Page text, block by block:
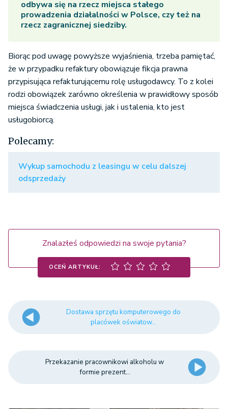
odbywa się na rzecz miejsca stałego
prowadzenia działalności w Polsce, czy też na
rzecz zagranicznej siedziby.
Biorąc pod uwagę powyższe wyjaśnienia, trzeba pamiętać,
że w przypadku refaktury obowiązuje fikcja prawna
przypisująca refakturującemu rolę usługodawcy. To z kolei
rodzi obowiązek zarówno określenia w prawidłowy sposób
miejsca świadczenia usługi, jak i ustalenia, kto jest
usługobiorcą.
Polecamy:
Wykup samochodu z leasingu w celu dalszej
odsprzedaży
Znalazłeś odpowiedzi na swoje pytania?
OCEŃ ARTYKUŁ:
Dostawa sprzętu komputerowego do
placówek oświatow...
Przekazanie pracownikowi alkoholu w
formie prezent...